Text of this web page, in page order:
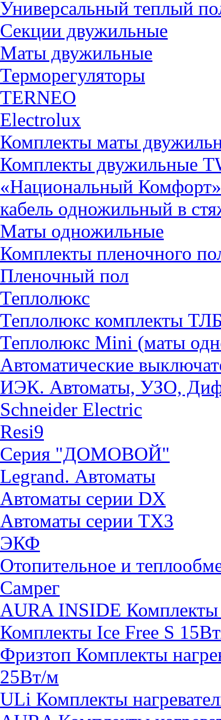
Универсальный теплый
Секции двужильные
Маты двужильные
Терморегуляторы
TERNEO
Electrolux
Комплекты маты
Комплекты двужильные
«Национальный Комфорт»
кабель одножильный в
Маты одножильные
Комплекты пленочного
Пленочный пол
Теплолюкс
Теплолюкс комплекты
Теплолюкс Mini (маты
Автоматические
ИЭК. Автоматы, УЗО,
Schneider Electric
Resi9
Серия "ДОМОВОЙ"
Legrand. Автоматы
Автоматы серии DX
Автоматы серии TX3
ЭКФ
Отопительное и
Самрег
AURA INSIDE Комплекты
Комплекты Ice Free S
Фризтоп Комплекты
25Вт/м
ULi Комплекты